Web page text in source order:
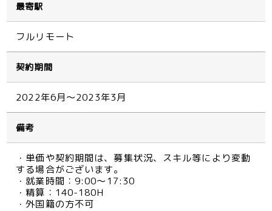
最寄駅
フルリモート
契約期間
2022年6月～2023年3月
備考
・単価や契約期間は、募集状況、スキル等により変動
する場合がございます。
・就業時間：9:00～17:30
・精算：140-180H
・外国籍の方不可